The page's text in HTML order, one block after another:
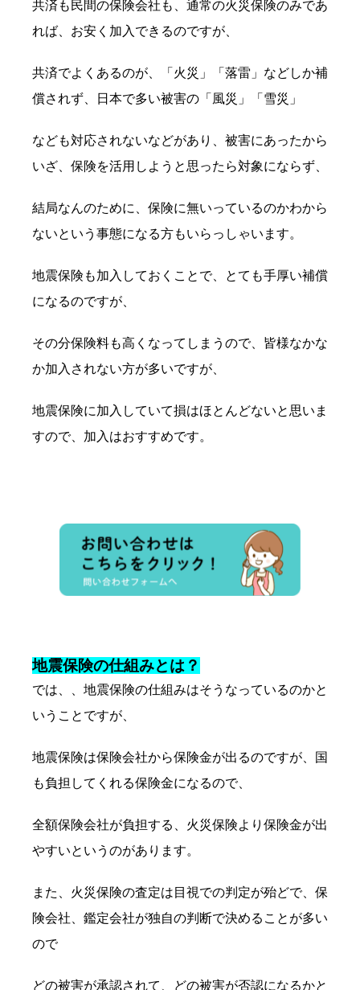
共済も民間の保険会社も、通常の火災保険のみであ
れば、お安く加入できるのですが、
共済でよくあるのが、「火災」「落雷」などしか補
償されず、日本で多い被害の「風災」「雪災」
なども対応されないなどがあり、被害にあったから
いざ、保険を活用しようと思ったら対象にならず、
結局なんのために、保険に無いっているのかわから
ないという事態になる方もいらっしゃいます。
地震保険も加入しておくことで、とても手厚い補償
になるのですが、
その分保険料も高くなってしまうので、皆様なかな
か加入されない方が多いですが、
地震保険に加入していて損はほとんどないと思いま
すので、加入はおすすめです。
地震保険の仕組みとは？
では、、地震保険の仕組みはそうなっているのかと
いうことですが、
地震保険は保険会社から保険金が出るのですが、国
も負担してくれる保険金になるので、
全額保険会社が負担する、火災保険より保険金が出
やすいというのがあります。
また、火災保険の査定は目視での判定が殆どで、保
険会社、鑑定会社が独自の判断で決めることが多い
ので
どの被害が承認されて、どの被害が否認になるかと